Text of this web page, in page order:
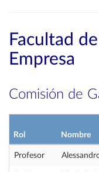
Facultad
Empresa
Comisión de
Rol Nombre
Profesor